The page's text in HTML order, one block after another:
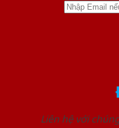
Liên hệ với